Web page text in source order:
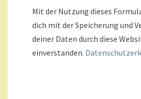
Mit der Nutzung dieses
dich mit der Speicherung und
deiner Daten durch diese
einverstanden.